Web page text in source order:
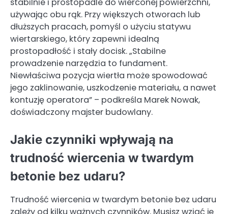
używając obu rąk. Przy większych otworach lub
dłuższych pracach, pomyśl o użyciu statywu
wiertarskiego, który zapewni idealną
prostopadłość i stały docisk. „Stabilne
prowadzenie narzędzia to fundament.
Niewłaściwa pozycja wiertła może spowodować
jego zaklinowanie, uszkodzenie materiału, a nawet
kontuzję operatora” – podkreśla Marek Nowak,
doświadczony majster budowlany.
Jakie czynniki wpływają na
trudność wiercenia w twardym
betonie bez udaru?
Trudność wiercenia w twardym betonie bez udaru
zależy od kilku ważnych czynników. Musisz wziąć je